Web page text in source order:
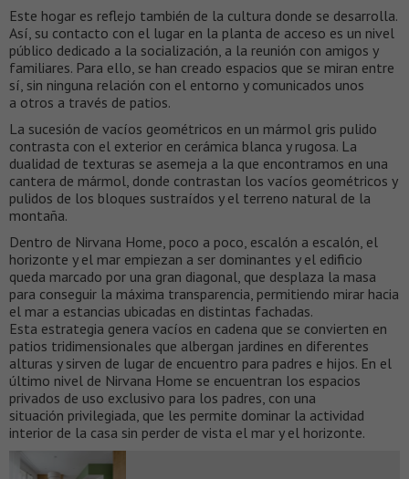
Este hogar es reflejo también de la cultura donde se desarrolla.
Así, su contacto con el lugar en la planta de acceso es un nivel
público dedicado a la socialización, a la reunión con amigos y
familiares. Para ello, se han creado espacios que se miran entre
sí, sin ninguna relación con el entorno y comunicados unos
a otros a través de patios.
La sucesión de vacíos geométricos en un mármol gris pulido
contrasta con el exterior en cerámica blanca y rugosa. La
dualidad de texturas se asemeja a la que encontramos en una
cantera de mármol, donde contrastan los vacíos geométricos y
pulidos de los bloques sustraídos y el terreno natural de la
montaña.
Dentro de Nirvana Home, poco a poco, escalón a escalón, el
horizonte y el mar empiezan a ser dominantes y el edificio
queda marcado por una gran diagonal, que desplaza la masa
para conseguir la máxima transparencia, permitiendo mirar hacia
el mar a estancias ubicadas en distintas fachadas.
Esta estrategia genera vacíos en cadena que se convierten en
patios tridimensionales que albergan jardines en diferentes
alturas y sirven de lugar de encuentro para padres e hijos. En el
último nivel de Nirvana Home se encuentran los espacios
privados de uso exclusivo para los padres, con una
situación privilegiada, que les permite dominar la actividad
interior de la casa sin perder de vista el mar y el horizonte.